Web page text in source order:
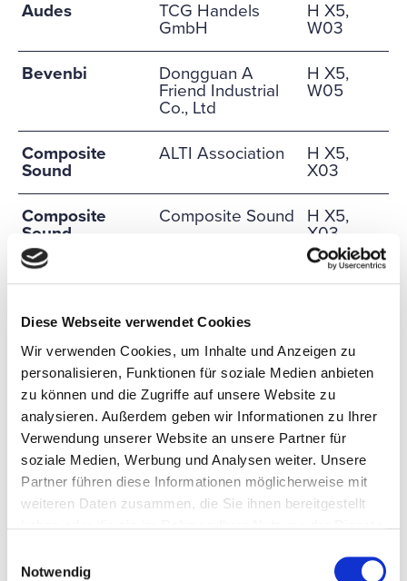
Diese Webseite verwendet Cookies
Wir verwenden Cookies, um Inhalte und Anzeigen zu
personalisieren, Funktionen für soziale Medien anbieten
zu können und die Zugriffe auf unsere Website zu
analysieren. Außerdem geben wir Informationen zu Ihrer
Verwendung unserer Website an unsere Partner für
soziale Medien, Werbung und Analysen weiter. Unsere
Partner führen diese Informationen möglicherweise mit
weiteren Daten zusammen, die Sie ihnen bereitgestellt
Notwendig
Audes
TCG Handels
GmbH
H X5,
W03
Bevenbi
Dongguan A
Friend Industrial
Co., Ltd
H X5,
W05
Composite
Sound
ALTI Association
H X5,
X03
Composite
Sound
Composite Sound
H X5,
X03
Dinaburg
ALTI Association
H X5,
Dong Guan
Young Chen Ltd
ALTI Association
H X5,
X03
DR. KURT
MÜLLER
DR. KURT
MÜLLER GmbH &
Co. KG
H X5,
W09
dust caps
Dong Guan Yung
Cheng Electrical
H X5,
X03